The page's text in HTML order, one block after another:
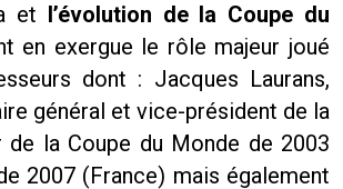
et l’évolution de la Coupe du
en exergue le rôle majeur joué
dont : Jacques Laurans,
général et vice-président de la
de la Coupe du Monde de 2003
2007 (France) mais également